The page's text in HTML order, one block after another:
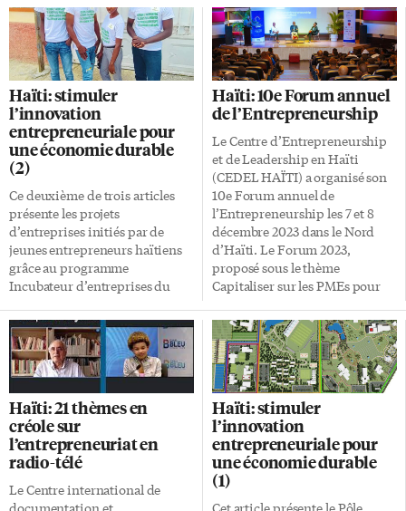
Haïti: stimuler
l’innovation
entrepreneuriale pour
une économie durable
(2)
Ce deuxième de trois articles
présente les projets
d’entreprises initiés par de
jeunes entrepreneurs haïtiens
grâce au programme
Incubateur d’entreprises du
Nord (PiGraN) appuyant le
développement socio-
économique en Haïti, établi
dans la commune de Milot,
département du Nord d’Haïti.
Ces modèles d’entreprises
bénéficiaires des services
offerts par le PiGraN, innovent
notamment dans les secteurs de
l’agro-industrie, la production
et la transformation
Haïti: 10e Forum annuel
de l’Entrepreneurship
Le Centre d’Entrepreneurship
et de Leadership en Haïti
(CEDEL HAÏTI) a organisé son
10e Forum annuel de
l’Entrepreneurship les 7 et 8
décembre 2023 dans le Nord
d’Haïti. Le Forum 2023,
proposé sous le thème
Capitaliser sur les PMEs pour
Nord, s’est tenu pour la
première fois dans le Nord du
pays, incluant des activités à
Limonade, Cap-Haïtien et
Milot. Le but était de «mettre en
exergue les potentiels
économiques du Grand Nord
d’Haïti et l’opportunité de
booster l’économie régionale à
travers les PME», cite le PDG de
CEDEL HAÏTI, l’instigateur du
Haïti: 21 thèmes en
créole sur
l’entrepreneuriat en
radio-télé
Le Centre international de
documentation et
Haïti: stimuler
l’innovation
entrepreneuriale pour
une économie durable
(1)
Cet article présente le Pôle